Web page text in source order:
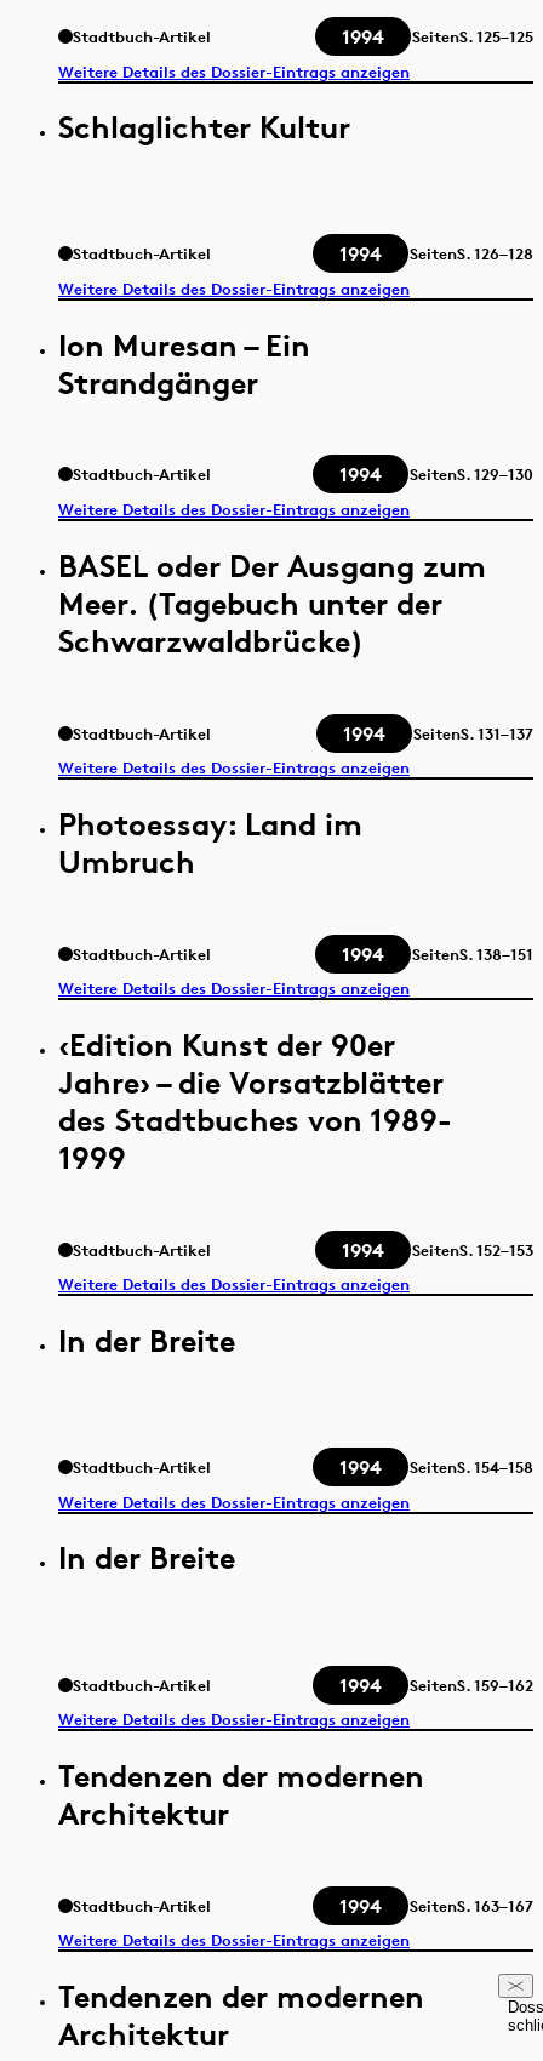
Stadtbuch-Artikel 1994 SeitenS.125–125
Weitere Details des Dossier-Eintrags anzeigen
Schlaglichter Kultur
Stadtbuch-Artikel 1994 SeitenS.126–128
Weitere Details des Dossier-Eintrags anzeigen
Ion Muresan – Ein
Strandgänger
Stadtbuch-Artikel 1994 SeitenS.129–130
Weitere Details des Dossier-Eintrags anzeigen
BASEL oder Der Ausgang zum
Meer. (Tagebuch unter der
Schwarzwaldbrücke)
Stadtbuch-Artikel 1994 SeitenS.131–137
Weitere Details des Dossier-Eintrags anzeigen
Photoessay: Land im
Umbruch
Stadtbuch-Artikel 1994 SeitenS.138–151
Weitere Details des Dossier-Eintrags anzeigen
‹Edition Kunst der 90er
Jahre› – die Vorsatzblätter
des Stadtbuches von 1989-
1999
Stadtbuch-Artikel 1994 SeitenS.152–153
Weitere Details des Dossier-Eintrags anzeigen
In der Breite
Stadtbuch-Artikel 1994 SeitenS.154–158
Weitere Details des Dossier-Eintrags anzeigen
In der Breite
Stadtbuch-Artikel 1994 SeitenS.159–162
Weitere Details des Dossier-Eintrags anzeigen
Tendenzen der modernen
Architektur
Stadtbuch-Artikel 1994 SeitenS.163–167
Weitere Details des Dossier-Eintrags anzeigen
Tendenzen der modernen
Architektur